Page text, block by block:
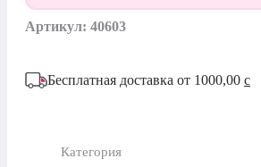
Артикул: 40603
Бесплатная доставка от 1000,00 c
Категория